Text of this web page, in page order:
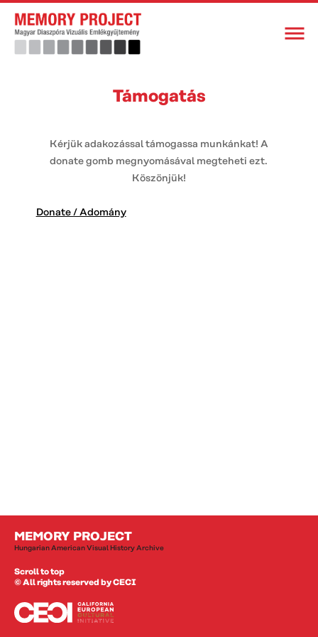
Támogatás
Kérjük adakozással támogassa munkánkat! A
donate gomb megnyomásával megteheti ezt.
Köszönjük!
Donate / Adomány
MEMORY PROJECT
Hungarian American Visual History Archive
Scroll to top
© All rights reserved by CECI